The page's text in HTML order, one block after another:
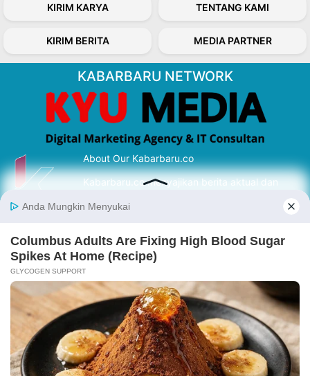
KIRIM KARYA TENTANG KAMI
KIRIM BERITA MEDIA PARTNER
KABARBARU NETWORK
About Our Kabarbaru.co
Kabarbaru.co menyajikan berita aktual dan
serta terverifikasi dari sumber yang tepat.
Follow Kabarbaru
Kabarbaru.co
Copyright © 2026. All rights reserved